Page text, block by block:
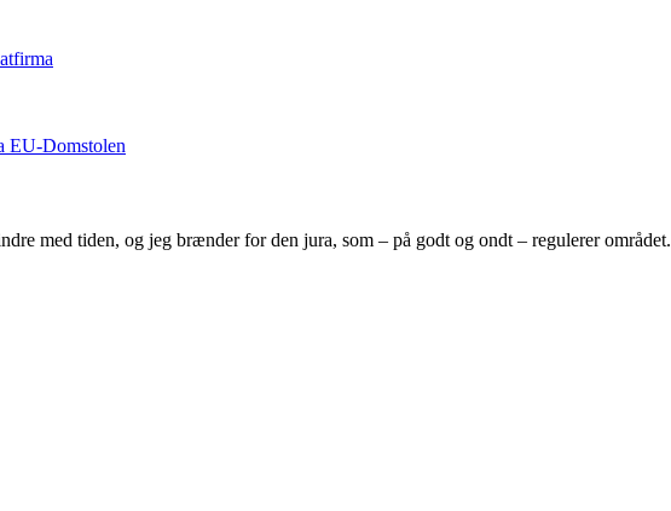
EU-Domstolen
med tiden, og jeg brænder for den jura, som – på godt og ondt – regulerer området.